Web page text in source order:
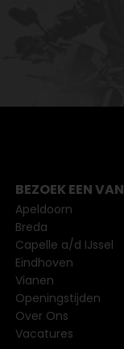
BEZOEK EEN
Apeldoorn
Breda
Capelle a/d IJssel
Eindhoven
Vianen
Openingstijden
Over Ons
Vacatures